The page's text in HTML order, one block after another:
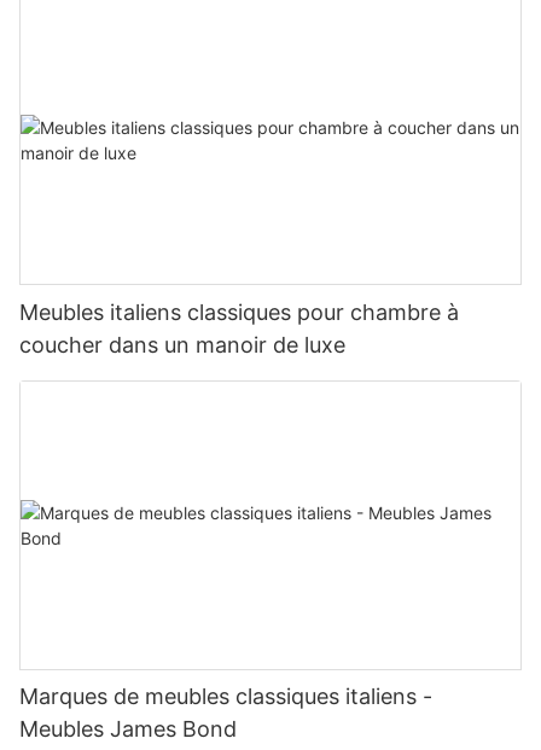
Meubles italiens classiques pour chambre à
coucher dans un manoir de luxe
Marques de meubles classiques italiens -
Meubles James Bond